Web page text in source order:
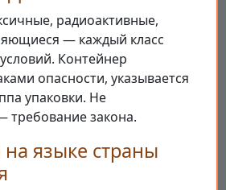
радиоактивные,
— каждый класс
Контейнер
опасности, указывается
упаковки. Не
закона.
языке страны